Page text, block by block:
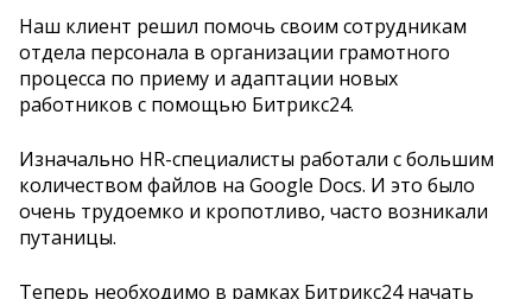
Наш клиент решил помочь своим сотрудникам
отдела персонала в организации грамотного
процесса по приему и адаптации новых
работников с помощью Битрикс24.
Изначально HR-специалисты работали с большим
количеством файлов на Google Docs. И это было
очень трудоемко и кропотливо, часто возникали
путаницы.
Теперь необходимо в рамках Битрикс24 начать